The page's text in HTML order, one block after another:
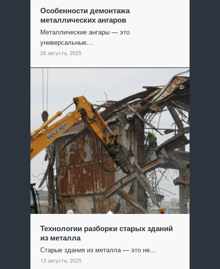
Особенности демонтажа
металлических ангаров
Металлические ангары — это
универсальные…
26 августа, 2025
Технологии разборки старых зданий
из металла
Старые здания из металла — это не…
13 августа, 2025